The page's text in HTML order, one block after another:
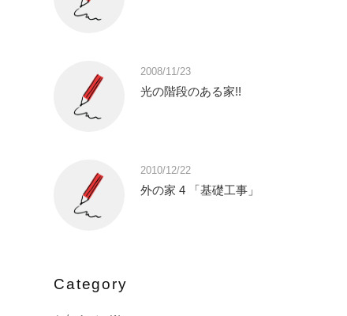
2008/11/23
光の階段のある家!!
2010/12/22
外の家 4 「基礎工事」
Category